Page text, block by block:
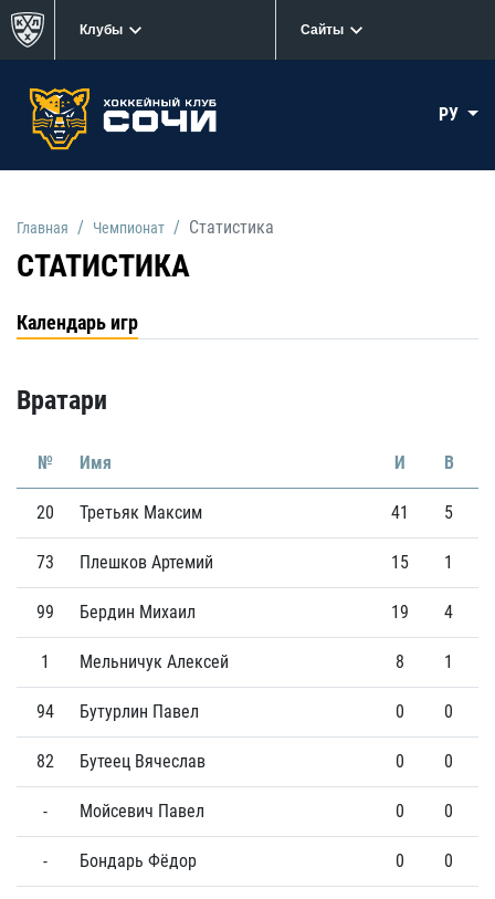
Клубы Сайты
РУ
Главная Чемпионат Статистика
СТАТИСТИКА
Календарь игр
Вратари
№ Имя И В
20 Третьяк Максим 41 5
73 Плешков Артемий 15 1
99 Бердин Михаил 19 4
1 Мельничук Алексей 8 1
94 Бутурлин Павел 0 0
82 Бутеец Вячеслав 0 0
- Мойсевич Павел 0 0
- Бондарь Фёдор 0 0